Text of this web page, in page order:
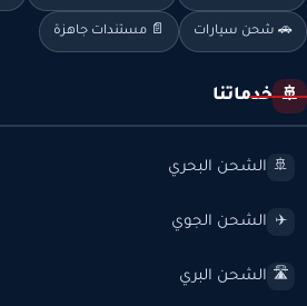
🚗 شحن سيارات 📄 مستندات جاهزة
🚢 خدماتنا
🚢 الشحن البحري
✈️ الشحن الجوي
🛣️ الشحن البري